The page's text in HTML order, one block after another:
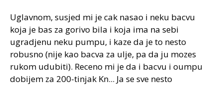
Uglavnom, susjed mi je cak nasao i neku bacvu
koja je bas za gorivo bila i koja ima na sebi
ugradjenu neku pumpu, i kaze da je to nesto
robusno (nije kao bacva za ulje, pa da ju mozes
rukom udubiti). Receno mi je da i bacvu i oumpu
dobijem za 200-tinjak Kn... Ja se sve nesto